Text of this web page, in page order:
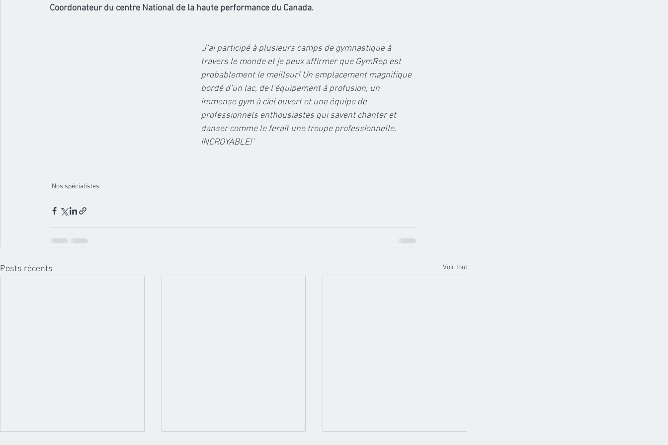
Coordonateur du centre National de la haute performance du Canada.
‘J’ai participé à plusieurs camps de gymnastique à
travers le monde et je peux affirmer que GymRep est
probablement le meilleur! Un emplacement magnifique
bordé d’un lac, de l’équipement à profusion, un
immense gym à ciel ouvert et une équipe de
professionnels enthousiastes qui savent chanter et
danser comme le ferait une troupe professionnelle.
INCROYABLE!’
Nos spécialistes
Posts récents Voir tout